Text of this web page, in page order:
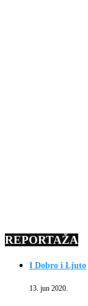
REPORTAŽA
I Dobro i Ljuto
13. jun 2020.